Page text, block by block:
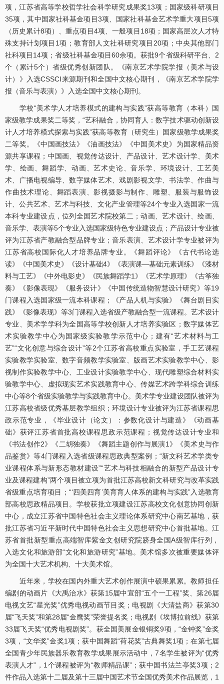
项，江苏省高等学校哲学社会科学研究成果奖13项；国家级科研项目
35项，其中国家社科基金项目3项、国家社科基金艺术学重大项目5项
（历史累计8项）、重点项目4项、一般项目18项；国家高层次人才特
殊支持计划项目1项；教育部人文社科研究项目20项；中央其他部门
社科项目14项；省级社科基金项目60余项。获批9个省级科研平台、2
个（累计5个）省级优秀创新团队。《南京艺术学院学报（美术与设
计）》入选CSSCI来源期刊和全国中文核心期刊，《南京艺术学院学
报（音乐与表演）》入选全国中文核心期刊。
学校“美术学人才培养模式的建构与实践”获高等教育（本科）国
家级教学成果奖二等奖，“艺科融合，协同育人：数字技术驱动创新设
计人才培养模式探索与实践”获高等教育（研究生）国家级教学成果奖
二等奖。《中国画技法》《油画技法》《中国美术史》为国家精品资
源共享课程；中国画、视觉传达设计、产品设计、艺术设计学、美术
学、绘画、舞蹈学、动画、艺术史论、音乐学、环境设计、工艺美
术、广播电视编导、数字媒体艺术、戏剧影视文学、书法学、作曲与
作曲技术理论、舞蹈表演、影视摄影与制作、雕塑、服装与服饰设
计、公共艺术、艺术与科技、文化产业管理等24个专业入选国家一流
本科专业建设点，位列全国艺术院校第二；动画、艺术设计、绘画、
音乐学、表演等5个专业入选国家级特色专业建设点；产品设计专业被
评为江苏省产教融合型品牌专业；音乐表演、艺术设计学专业被评为
江苏省高校国际化人才培养品牌专业。《舞蹈评论》《古代书论选
读》《中国美术史》《设计基础4》《表演课—基础元素训练》《漆材
料与工艺》《中外电影史》《民族舞蹈学1》《艺术学原理》《古筝独
奏》《影像表现》《服务设计》《中国传统造物智慧设计研究》等19
门课程入选国家级一流本科课程；《产品人机与实验》《舞台剧目实
践》《影像表现》等3门课程入选省级产教融合型一流课程。艺术设计
专业、美术学学科为全国高等学校创新人才培养实验区；数字媒体艺
术实验教学中心为国家级实验教学示范中心；建有“艺术材料与工
艺”“文化创意与综合设计”等2个江苏省高校重点实验室，手工艺课程
实验教学实验室、数字音频教学实验室、版画艺术实验教学中心、影
视制作实验教学中心、工业设计实验教学中心、现代雕塑综合材料实
验教学中心、虚拟现实艺术实践教育中心、传媒艺术跨学科综合训练
中心等8个省级实验教学与实践教育中心。美术学专业建设团队被评为
江苏高校省级优秀基层教学组织；环境设计专业被评为江苏省课程思
政示范专业，《毕业设计（论文）：参数化设计与建造》《动画基
础》获评江苏省首批高校课程思政示范课程；视觉传达设计专业和
《书法创作2》《二胡独奏》《舞蹈主题创作与展演1》《美术史与作
品鉴赏》等4门课程入选省级课程思政典型案例；“新文科艺术学类专
业课程体系与新形态教材建设”“艺术与科技相融合的新型产品设计专
业及课程建构”两个项目被立项为首批江苏高校新文科研究与改革实践
省级重点培育项目；“‘四美四育’美育育人体系的建构与实践”入选教育
部高校思政精品项目。学校获批立项建设江苏高校文化创意协同创新
中心，成立江苏省中国特色社会主义理论体系研究中心南艺基地，获
批江苏省习近平新时代中国特色社会主义思想研究中心首批基地。江
苏省首批新型重点高端智库紫金文创研究院跻身全国A级智库行列，
入选文化和旅游部“文化和旅游研究”基地。美术馆多次被重要媒体评
为全国十大艺术机构、十大美术馆。
近年来，学校在国内外重大艺术创作展演中硕果累累。教师担任
编剧的动画片《大禹治水》获第15届中宣部“五个一工程”奖、第26届
电视文艺“星光奖”优秀电视动画节目奖；电视剧《大清盐商》获第30
届“飞天奖”和第28届“金鹰奖”荣誉提名奖；电视剧《埃博拉前线》获第
33届飞天奖“优秀电视剧奖”。获全国美展金银铜奖9项，“金钟奖”金奖
3项，“文华奖”金奖1项；获中国舞蹈“荷花奖”古典舞奖1项；在第七届
全国青少年民族器乐教育教学成果展示活动中，7名学生被评为“优秀
表演人才”，1个课程被评为“教师精品课”；获中国书法兰亭奖3项；2
件作品入选第十二届及第十三届中国艺术节全国优秀美术作品展览，1